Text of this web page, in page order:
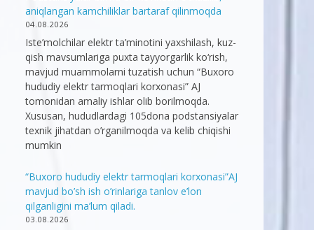
aniqlangan kamchiliklar bartaraf qilinmoqda
04.08.2026
Iste’molchilar elektr ta’minotini yaxshilash, kuz-
qish mavsumlariga puxta tayyorgarlik ko‘rish,
mavjud muammolarni tuzatish uchun “Buxoro
hududiy elektr tarmoqlari korxonasi” AJ
tomonidan amaliy ishlar olib borilmoqda.
Xususan, hududlardagi 105dona podstansiyalar
texnik jihatdan o’rganilmoqda va kelib chiqishi
mumkin
“Buxoro hududiy elektr tarmoqlari korxonasi”AJ
mavjud bo’sh ish o’rinlariga tanlov e’lon
qilganligini ma’lum qiladi.
03.08.2026